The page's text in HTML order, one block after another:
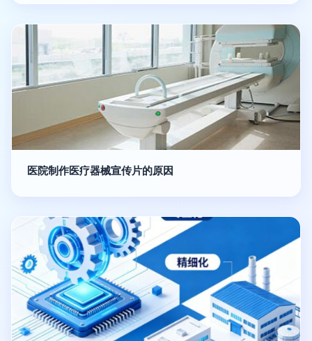
医院制作医疗器械宣传片的原因